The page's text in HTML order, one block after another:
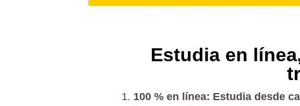
Estudia en
100 % en línea: Estudia desde